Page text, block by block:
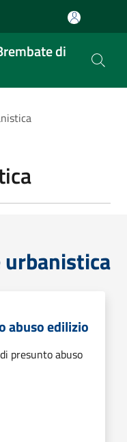
di
urbanistica
abuso edilizio
presunto abuso